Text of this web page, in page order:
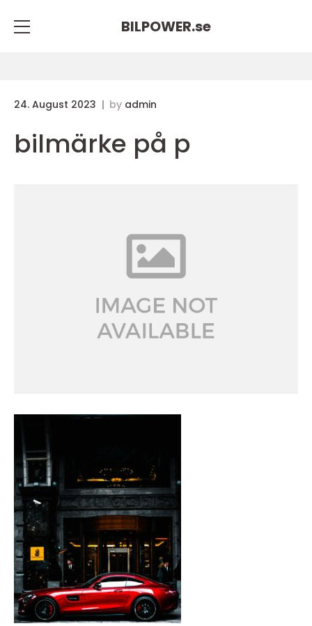
BILPOWER.se
24. August 2023 by admin
bilmärke på p